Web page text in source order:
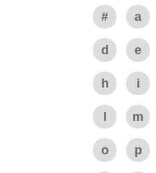
# a
d e
h i
m
o p